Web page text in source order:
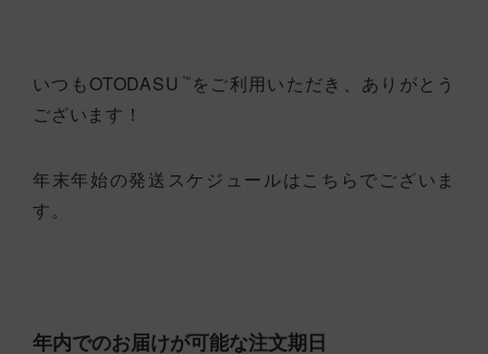
いつもOTODASU ™ をご利用いただき、ありがとう
ございます！
年末年始の発送スケジュールはこちらでございま
す。
年内でのお届けが可能な注文期日